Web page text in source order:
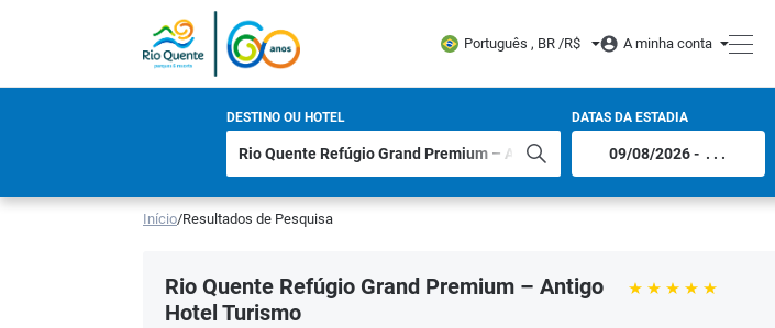
Português , BR /R$ A minha conta
DESTINO OU HOTEL DATAS DA ESTADIA
Início/Resultados de Pesquisa
Rio Quente Refúgio Grand Premium – Antigo
Hotel Turismo